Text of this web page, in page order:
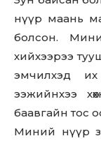
нүүр маань
болсон.
хийхээрээ
эмчилхэд
ээжийнхээ
баавгайн тос
Миний нүүр